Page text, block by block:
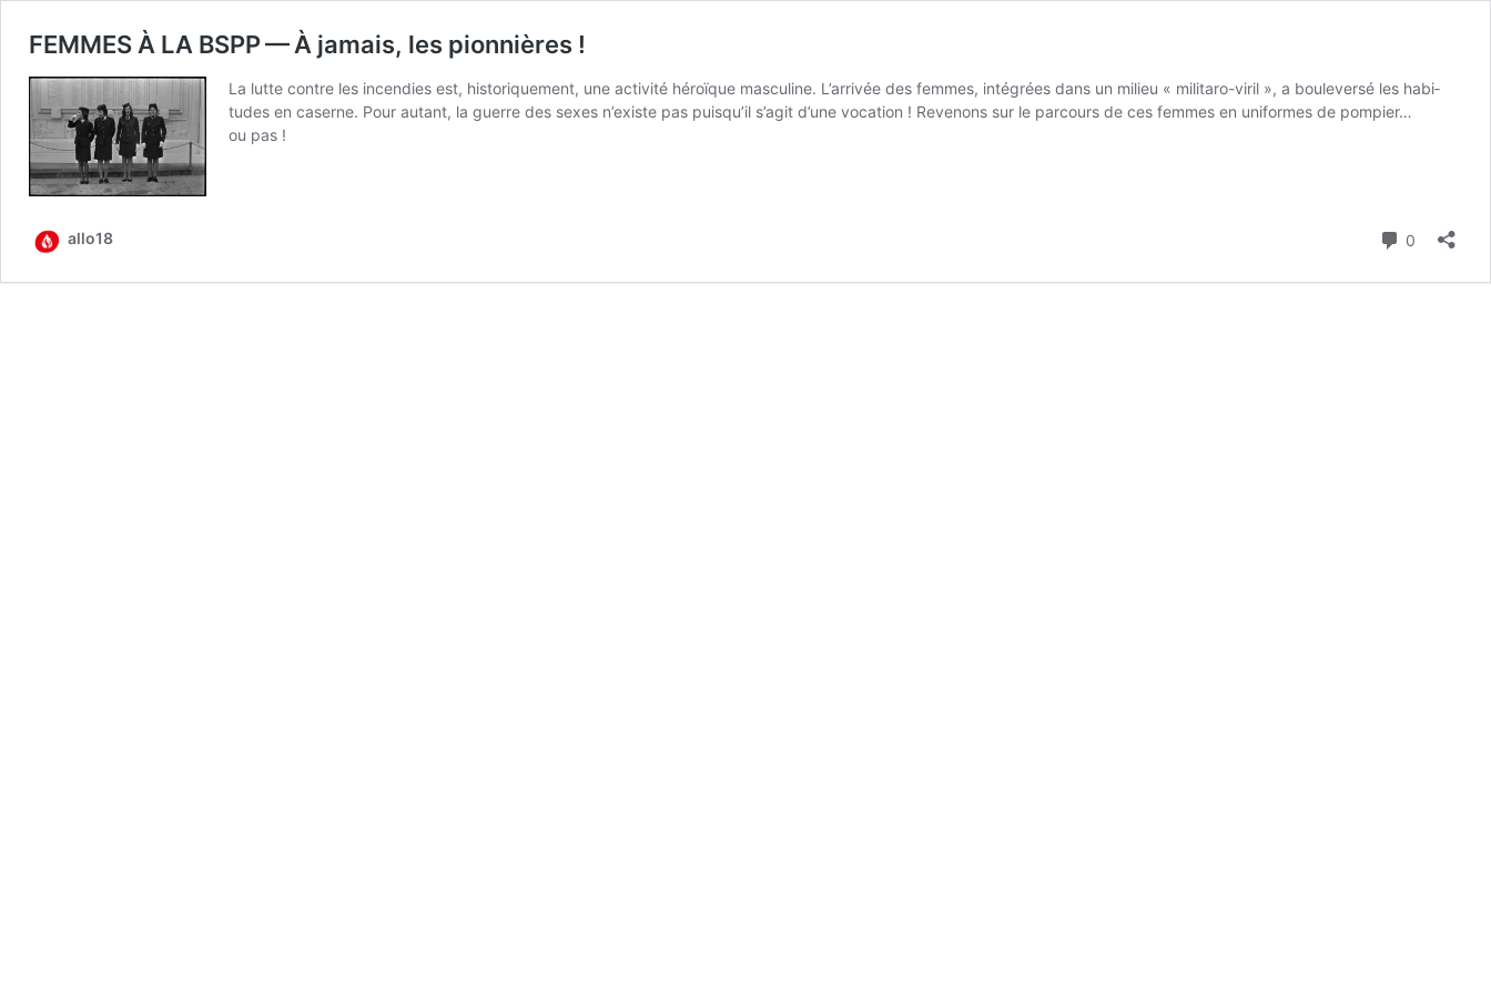
FEMMES À LA BSPP — À jamais, les pionnières !
La lutte contre les incen­dies est, his­to­ri­que­ment, une acti­vi­té héroïque mas­cu­line. L’arrivée des femmes, inté­grées dans un milieu « mili­ta­ro-viril », a bou­le­ver­sé les habi­
tudes en caserne. Pour autant, la guerre des sexes n’existe pas puisqu’il s’agit d’une voca­tion ! Reve­nons sur le par­cours de ces femmes en uni­formes de pom­pier…
ou pas !
allo18 0